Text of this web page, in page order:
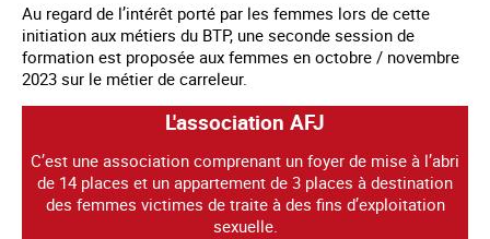
Au regard de l’intérêt porté par les femmes lors de cette
initiation aux métiers du BTP, une seconde session de
formation est proposée aux femmes en octobre / novembre
2023 sur le métier de carreleur.
L'association AFJ
C’est une association comprenant un foyer de mise à l’abri
de 14 places et un appartement de 3 places à destination
des femmes victimes de traite à des fins d’exploitation
sexuelle.